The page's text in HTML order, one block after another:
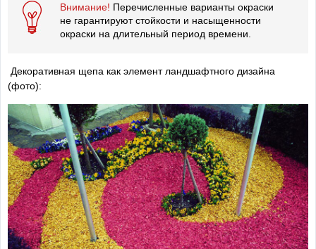
Внимание! Перечисленные варианты окраски
не гарантируют стойкости и насыщенности
окраски на длительный период времени.
Декоративная щепа как элемент ландшафтного дизайна
(фото):